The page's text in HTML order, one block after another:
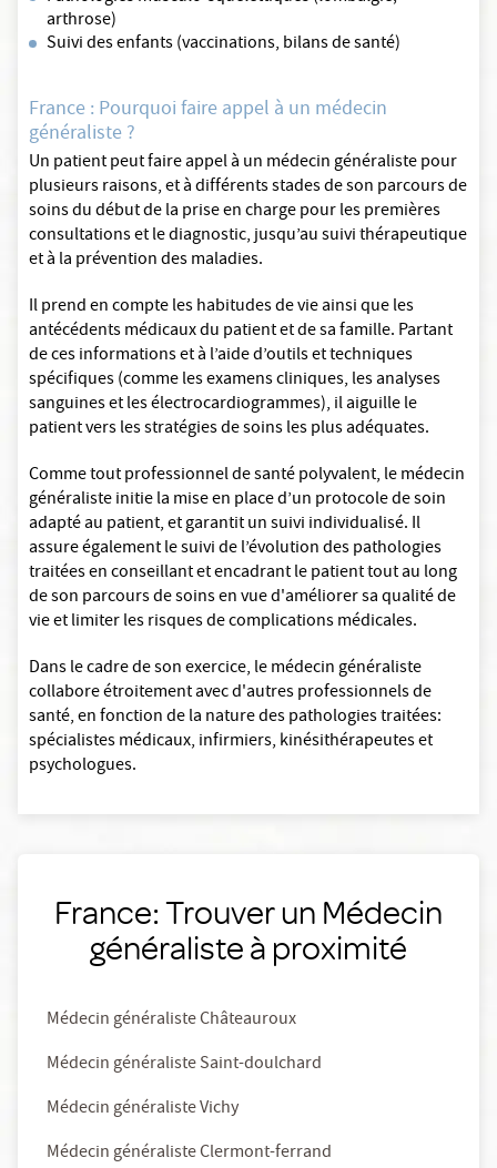
arthrose)
Suivi des enfants (vaccinations, bilans de santé)
France : Pourquoi faire appel à un médecin
généraliste ?
Un patient peut faire appel à un médecin généraliste pour
plusieurs raisons, et à différents stades de son parcours de
soins du début de la prise en charge pour les premières
consultations et le diagnostic, jusqu’au suivi thérapeutique
et à la prévention des maladies.
Il prend en compte les habitudes de vie ainsi que les
antécédents médicaux du patient et de sa famille. Partant
de ces informations et à l’aide d’outils et techniques
spécifiques (comme les examens cliniques, les analyses
sanguines et les électrocardiogrammes), il aiguille le
patient vers les stratégies de soins les plus adéquates.
Comme tout professionnel de santé polyvalent, le médecin
généraliste initie la mise en place d’un protocole de soin
adapté au patient, et garantit un suivi individualisé. Il
assure également le suivi de l’évolution des pathologies
traitées en conseillant et encadrant le patient tout au long
de son parcours de soins en vue d'améliorer sa qualité de
vie et limiter les risques de complications médicales.
Dans le cadre de son exercice, le médecin généraliste
collabore étroitement avec d'autres professionnels de
santé, en fonction de la nature des pathologies traitées:
spécialistes médicaux, infirmiers, kinésithérapeutes et
psychologues.
France: Trouver un Médecin
généraliste à proximité
Médecin généraliste Châteauroux
Médecin généraliste Saint-doulchard
Médecin généraliste Vichy
Médecin généraliste Clermont-ferrand